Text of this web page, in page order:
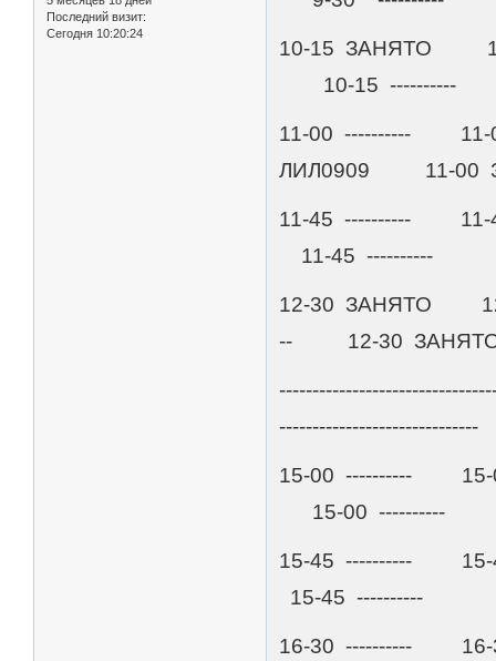
Последний визит:
Сегодня 10:20:24
10-15 ЗАНЯТО
10-15 ----------
11-00 ----------
ЛИЛ0909 11-00
11-45 ----------
11-45 ----------
12-30 ЗАНЯТО
-- 12-30
------------------------------
15-00 ----------
15-00 ----------
15-45 ----------
15-45 ----------
16-30 ----------